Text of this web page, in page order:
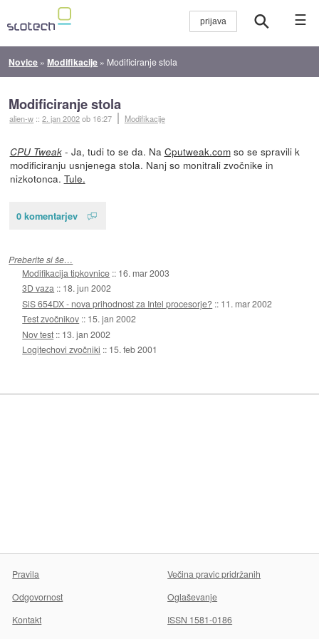
☰
Novice »Modifikacije » Modificiranje stola
Modificiranje stola
alien-w ::2. jan 2002ob 16:27 Modifikacije
CPU Tweak- Ja, tudi to se da. Na Cputweak.comso se spravili k
modificiranju usnjenega stola. Nanj so monitrali zvočnike in
nizkotonca. Tule.
0 komentarjev
Preberite si še…
Modifikacija tipkovnice :: 16. mar 2003
3D vaza :: 18. jun 2002
SiS 654DX - nova prihodnost za Intel procesorje? :: 11. mar 2002
Test zvočnikov :: 15. jan 2002
Nov test :: 13. jan 2002
Logitechovi zvočniki :: 15. feb 2001
Pravila
Večina pravic pridržanih
Odgovornost
Oglaševanje
Kontakt
ISSN 1581-0186